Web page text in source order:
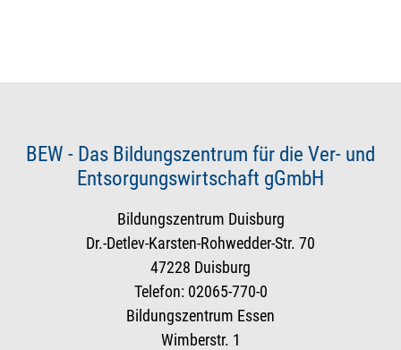
BEW - Das Bildungszentrum für die Ver- und
Entsorgungswirtschaft gGmbH
Bildungszentrum Duisburg
Dr.-Detlev-Karsten-Rohwedder-Str. 70
47228 Duisburg
Telefon: 02065-770-0
Bildungszentrum Essen
Wimberstr. 1